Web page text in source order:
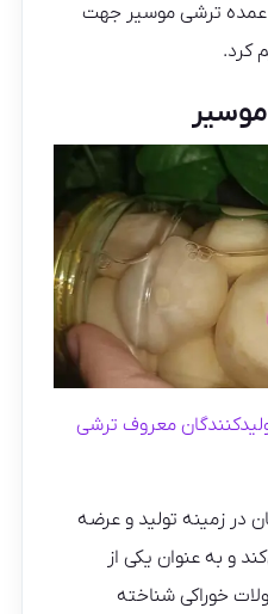
ترشی موسیر جهت
کرد.
معروف ترشی
در زمینه تولید و عرضه
و به عنوان یکی از
خوراکی شناخته